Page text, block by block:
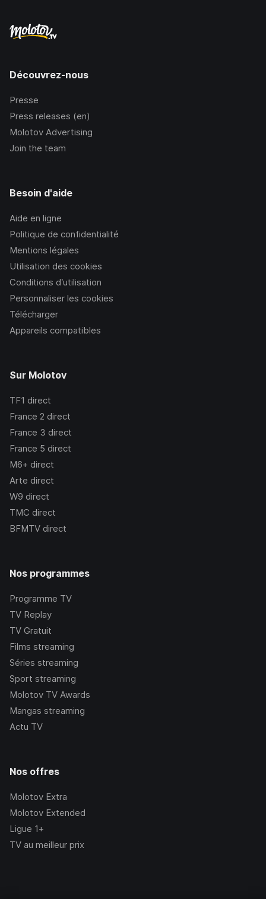
Découvrez-nous
Presse
Press releases (en)
Molotov Advertising
Join the team
Besoin d'aide
Aide en ligne
Politique de confidentialité
Mentions légales
Utilisation des cookies
Conditions d’utilisation
Personnaliser les cookies
Télécharger
Appareils compatibles
Sur Molotov
TF1 direct
France 2 direct
France 3 direct
France 5 direct
M6+ direct
Arte direct
W9 direct
TMC direct
BFMTV direct
Nos programmes
Programme TV
TV Replay
TV Gratuit
Films streaming
Séries streaming
Sport streaming
Molotov TV Awards
Mangas streaming
Actu TV
Nos offres
Molotov Extra
Molotov Extended
Ligue 1+
TV au meilleur prix